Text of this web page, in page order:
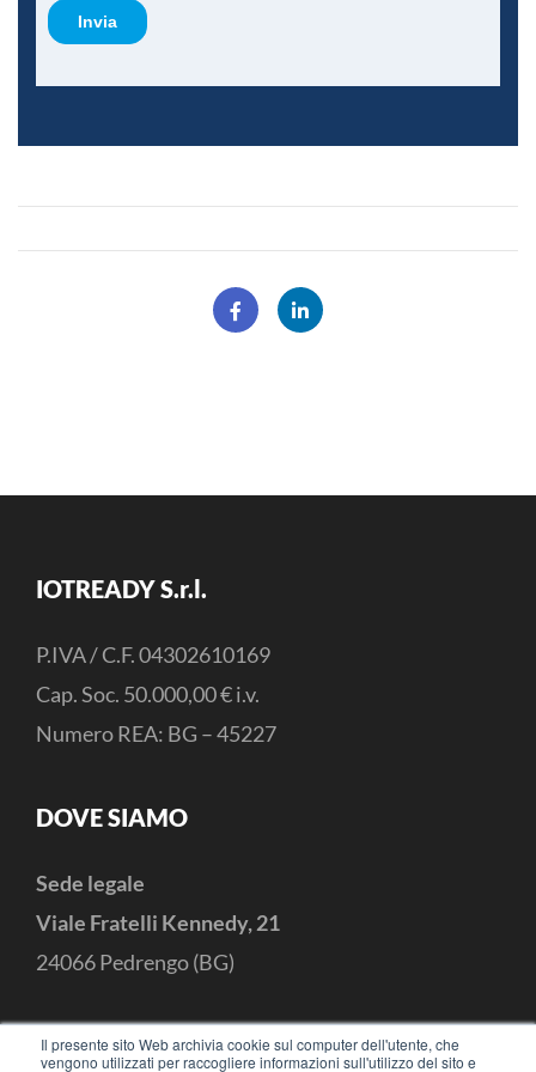
Il presente sito Web archivia cookie sul computer dell'utente, che
vengono utilizzati per raccogliere informazioni sull'utilizzo del sito e
IOTREADY S.r.l.
P.IVA / C.F. 04302610169
Cap. Soc. 50.000,00 € i.v.
Numero REA: BG – 45227
DOVE SIAMO
Sede legale
Viale Fratelli Kennedy, 21
24066 Pedrengo (BG)
CONTATTI